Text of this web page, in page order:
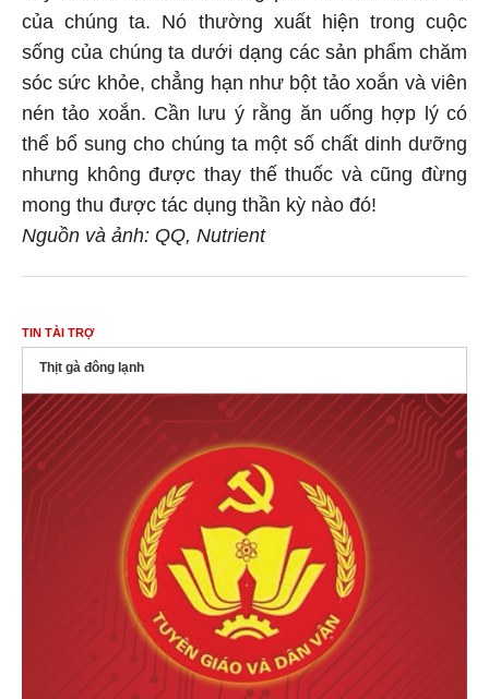
của chúng ta. Nó thường xuất hiện trong cuộc
sống của chúng ta dưới dạng các sản phẩm chăm
sóc sức khỏe, chẳng hạn như bột tảo xoắn và viên
nén tảo xoắn. Cần lưu ý rằng ăn uống hợp lý có
thể bổ sung cho chúng ta một số chất dinh dưỡng
nhưng không được thay thế thuốc và cũng đừng
mong thu được tác dụng thần kỳ nào đó!
Nguồn và ảnh: QQ, Nutrient
TIN TÀI TRỢ
Thịt gà đông lạnh